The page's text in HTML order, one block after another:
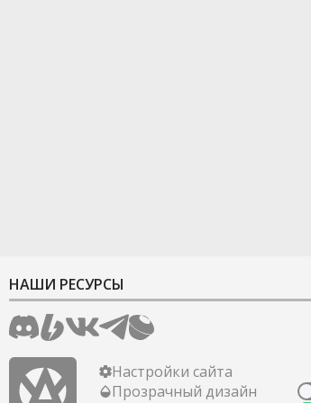
НАШИ РЕСУРСЫ
Настройки сайта
Прозрачный дизайн